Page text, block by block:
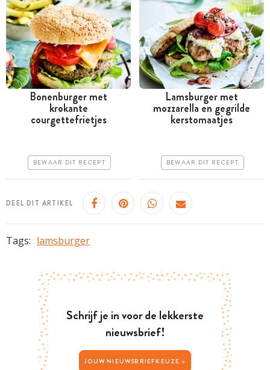
Tussen 30 minuten en 1
Bonenburger met
krokante
courgettefrietjes
BEWAAR DIT RECEPT
Tussen 30 minuten en 1
Lamsburger met
mozzarella en gegrilde
kerstomaatjes
BEWAAR DIT RECEPT
DEEL DIT ARTIKEL
Tags: lamsburger
Schrijf je in voor de lekkerste
nieuwsbrief!
JOUW NIEUWSBRIEFKEUZE >